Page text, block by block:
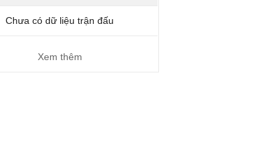
Chưa có dữ liệu trận đấu
Xem thêm